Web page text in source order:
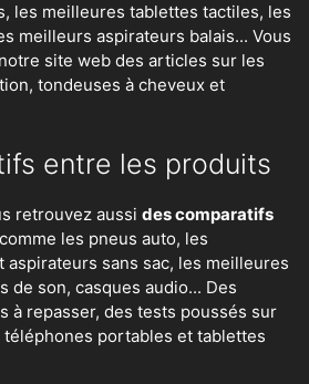
les meilleures tablettes tactiles, les
meilleurs aspirateurs balais... Vous
site web des articles sur les
tondeuses à cheveux et
entre les produits
retrouvez aussi des comparatifs
comme les pneus auto, les
aspirateurs sans sac, les meilleures
de son, casques audio... Des
à repasser, des tests poussés sur
téléphones portables et tablettes